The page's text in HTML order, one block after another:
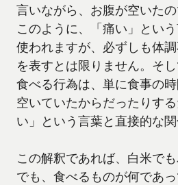
言いながら、お腹が空いたの
このように、「痛い」とい
使われますが、必ずしも体
を表すとは限りません。そ
食べる行為は、単に食事の
空いていたからだったりす
い」という言葉と直接的な関
この解釈であれば、白米で
でも、食べるものが何であ